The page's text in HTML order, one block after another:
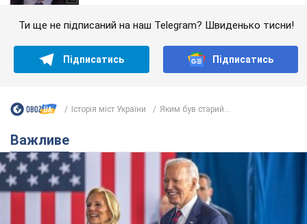
Ти ще не підписаний на наш Telegram? Швиденько тисни!
Підписатись Підписатись
Історія міст України Яким був старий...
Важливе